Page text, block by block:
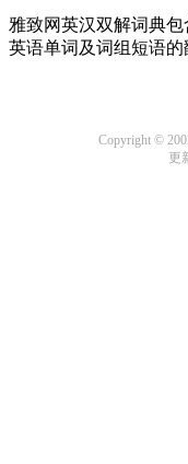
雅致网英汉双解词典包
英语单词及词组短语的
Copyright ©
更